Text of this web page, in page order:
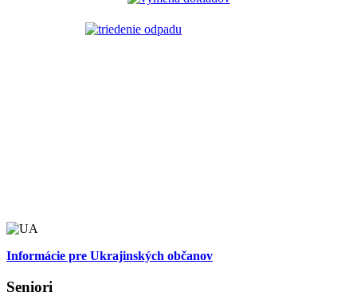
Informácie pre Ukrajinských občanov
Seniori